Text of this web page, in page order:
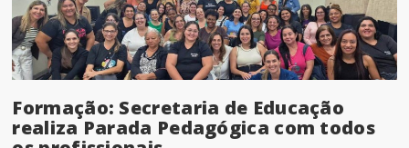
Formação: Secretaria de Educação
realiza Parada Pedagógica com todos